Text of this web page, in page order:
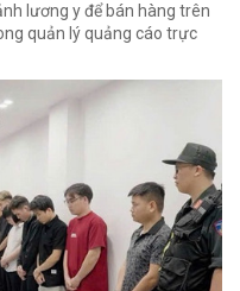
lương y để bán hàng trên
quản lý quảng cáo trực